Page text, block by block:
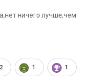
ничего лучше,чем
2 1 1